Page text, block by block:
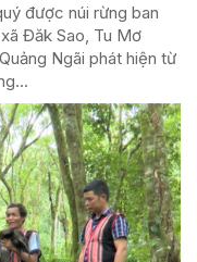
được núi rừng ban
Đăk Sao, Tu Mơ
Ngãi phát hiện từ